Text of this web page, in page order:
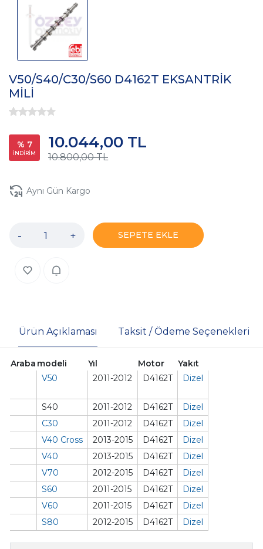
V50/S40/C30/S60 D4162T EKSANTRİK
MİLİ
% 7
İNDİRİM 10.800,00 TL
10.044,00 TL
Aynı Gün Kargo
- + SEPETE EKLE
Ürün Açıklaması Taksit / Ödeme Seçenekleri
Araba modeli Yıl Motor
Yakıt
V50
2011-2012 D4162T Dizel
S40 2011-2012 D4162T
Dizel
C30
2011-2012 D4162T
Dizel
V40 Cross
2013-2015 D4162T
Dizel
V40
2013-2015 D4162T
Dizel
V70
2012-2015 D4162T
Dizel
S60
2011-2015 D4162T
Dizel
V60
2011-2015 D4162T
Dizel
S80
2012-2015 D4162T Dizel